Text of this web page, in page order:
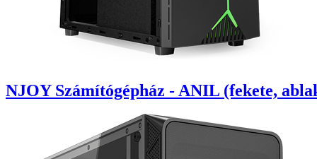
NJOY Számítógépház - ANIL (fekete,